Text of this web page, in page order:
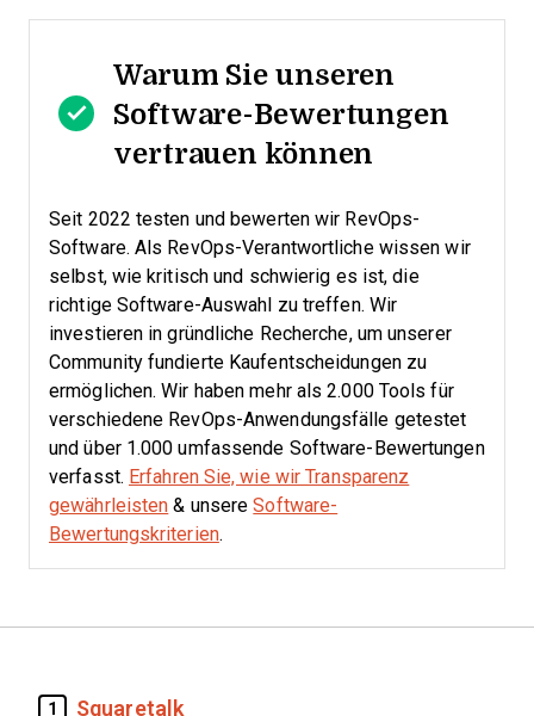
Warum Sie unseren
Software-Bewertungen
vertrauen können
Seit 2022 testen und bewerten wir RevOps-
Software. Als RevOps-Verantwortliche wissen wir
selbst, wie kritisch und schwierig es ist, die
richtige Software-Auswahl zu treffen. Wir
investieren in gründliche Recherche, um unserer
Community fundierte Kaufentscheidungen zu
ermöglichen. Wir haben mehr als 2.000 Tools für
verschiedene RevOps-Anwendungsfälle getestet
und über 1.000 umfassende Software-Bewertungen
verfasst. Erfahren Sie, wie wir Transparenz
gewährleisten & unsereSoftware-
Bewertungskriterien.
1 Squaretalk